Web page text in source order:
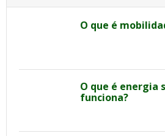
O que é
O que é energia
funciona?